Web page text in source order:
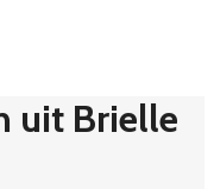
uit Brielle